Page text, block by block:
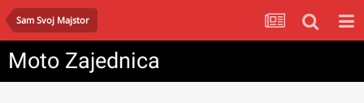
Sam Svoj Majstor
Moto Zajednica